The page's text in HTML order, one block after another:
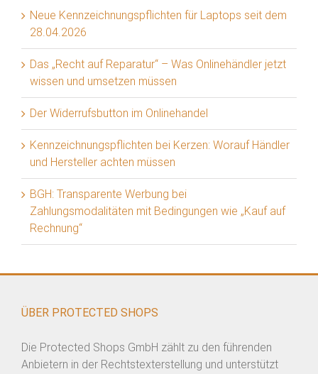
Neue Kennzeichnungspflichten für Laptops seit dem
28.04.2026
Das „Recht auf Reparatur“ – Was Onlinehändler jetzt
wissen und umsetzen müssen
Der Widerrufsbutton im Onlinehandel
Kennzeichnungspflichten bei Kerzen: Worauf Händler
und Hersteller achten müssen
BGH: Transparente Werbung bei
Zahlungsmodalitäten mit Bedingungen wie „Kauf auf
Rechnung“
ÜBER PROTECTED SHOPS
Die Protected Shops GmbH zählt zu den führenden
Anbietern in der Rechtstexterstellung und unterstützt